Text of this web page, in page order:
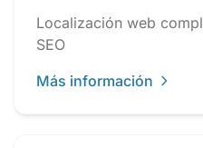
Localización web
SEO
Más información